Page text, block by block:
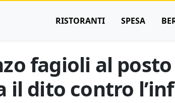
RISTORANTI SPESA
fagioli al
il dito contro